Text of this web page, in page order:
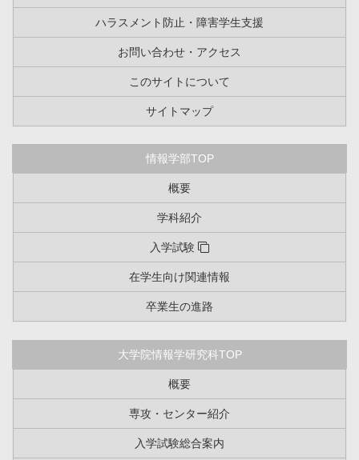
ハラスメント防止・障害学生支援
お問い合わせ・アクセス
このサイトについて
サイトマップ
情報学部TOP
概要
学科紹介
入学試験
在学生向け関連情報
卒業生の進路
大学院情報学研究科TOP
概要
専攻・センター紹介
入学試験総合案内